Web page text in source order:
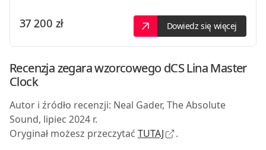
37 200 zł Dowiedz się więcej
Recenzja zegara wzorcowego dCSLina Master
Clock
Autor i źródło recenzji: Neal Gader, The Absolute
Sound, lipiec 2024 r.
Oryginał możesz przeczytać TUTAJ
.